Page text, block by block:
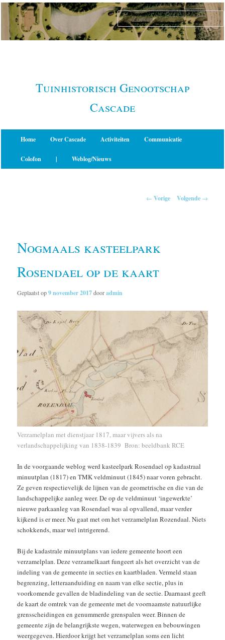
Spring
naar
primaire
Tuinhistorisch Genootschap
Cascade
Home Over Cascade Activiteiten Communicatie
Colofon | Weblog/Nieuws
← Vorige Volgende →
Nogmaals kasteelpark
Rosendael op de kaart
Geplaatst op9 november 2017dooradmin
Verzamelplan met dienstjaar 1817, maar vijvers als na
verlandschappelijking van 1838-1839 Bron: beeldbank RCE
In de voorgaande weblog werd kasteelpark Rosendael op kadastraal
minuutplan (1817) en TMK veldminuut (1845) naar voren gebracht.
Ze geven respectievelijk de lijnen van de geometrische en die van de
landschappelijke aanleg weer. De op de veldminuut ‘ingewerkte’
nieuwe parkaanleg van Rosendael was al opvallend, maar verder
kijkend is er meer. Nu gaat met om het verzamelplan Rozendaal. Niets
schokkends, maar wel intrigerend.
Bij de kadastrale minuutplans van iedere gemeente hoort een
verzamelplan. Deze verzamelkaart fungeert als het overzicht van de
indeling van de gemeente in secties en kaartbladen. Vermeld staan
begrenzing, letteraanduiding en naam van elke sectie, plus in
voorkomende gevallen de bladindeling van de sectie. Daarnaast geeft
de kaart de omtrek van de gemeente met de voornaamste natuurlijke
grensscheidingen en genummerde grenspalen weer. Binnen de
gemeente zijn de belangrijkste wegen, waterwegen en bebouwingen
weergegeven. Hierdoor krijgt het verzamelplan soms een licht